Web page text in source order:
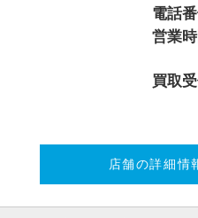
電話
営業
買取
店舗の詳細情